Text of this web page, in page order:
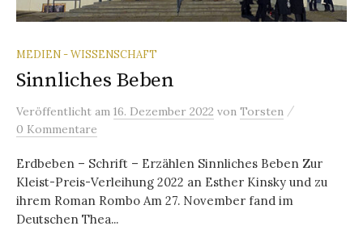
MEDIEN - WISSENSCHAFT
Sinnliches Beben
Veröffentlicht am 16. Dezember 2022 von Torsten /
0 Kommentare
Erdbeben – Schrift – Erzählen Sinnliches Beben Zur
Kleist-Preis-Verleihung 2022 an Esther Kinsky und zu
ihrem Roman Rombo Am 27. November fand im
Deutschen Thea...